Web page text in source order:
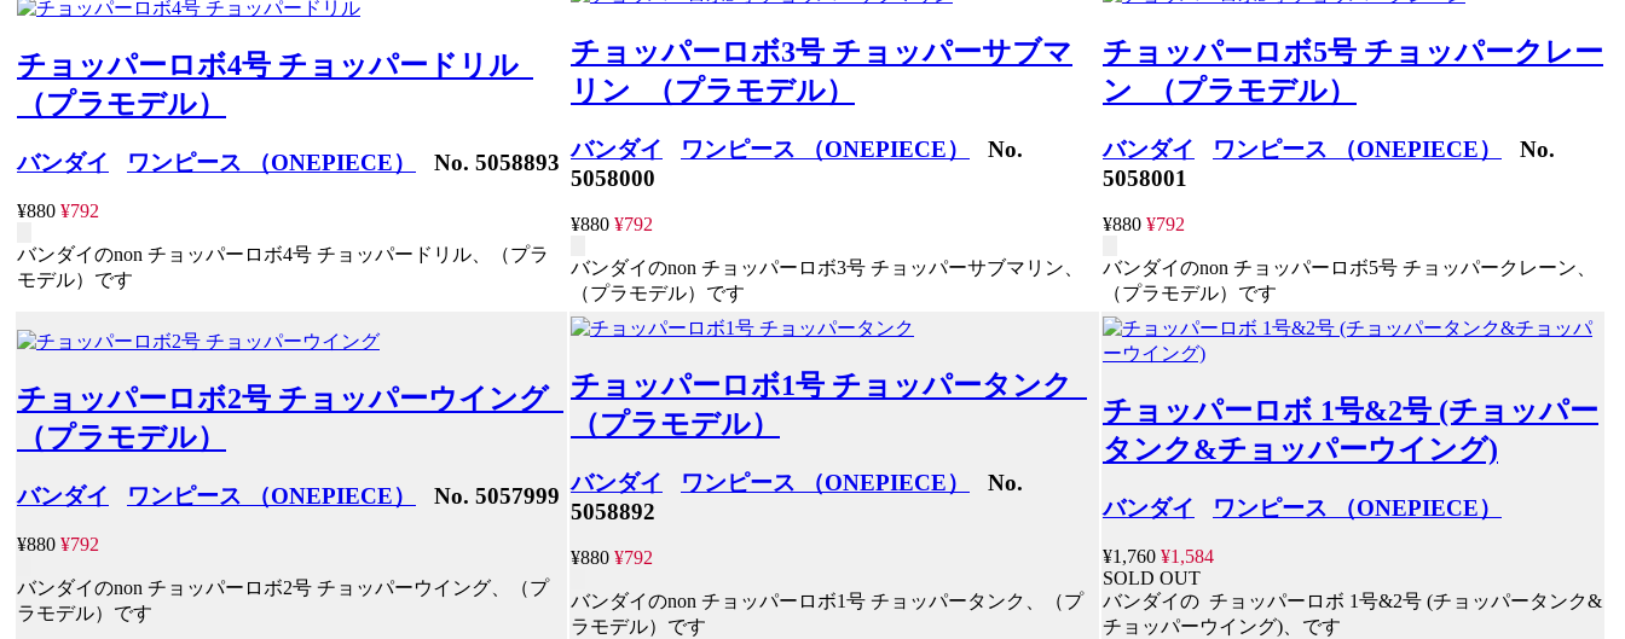
チョッパーロボ4号 チョッパードリル
（プラモデル）
バンダイ ワンピース （ONEPIECE） No. 5058893
¥880 ¥792
バンダイのnon チョッパーロボ4号 チョッパードリル、（プラ
モデル）です
チョッパーロボ3号 チョッパーサブマ
リン （プラモデル）
バンダイ ワンピース （ONEPIECE）
No.
5058000
¥880 ¥792
バンダイのnon チョッパーロボ3号 チョッパーサブマリン、
（プラモデル）です
チョッパーロボ5号 チョッパークレー
ン （プラモデル）
バンダイ ワンピース （ONEPIECE）
No.
5058001
¥880 ¥792
バンダイのnon チョッパーロボ5号 チョッパークレーン、
（プラモデル）です
チョッパーロボ2号 チョッパーウイング
（プラモデル）
バンダイ ワンピース （ONEPIECE） No. 5057999
¥880 ¥792
バンダイのnon チョッパーロボ2号 チョッパーウイング、（プ
ラモデル）です
チョッパーロボ1号 チョッパータンク
（プラモデル）
バンダイ ワンピース （ONEPIECE）
No.
5058892
¥880 ¥792
バンダイのnon チョッパーロボ1号 チョッパータンク、（プ
ラモデル）です
チョッパーロボ 1号&2号 (チョッパー
タンク&チョッパーウイング)
バンダイ ワンピース （ONEPIECE）
¥1,760 ¥1,584
SOLD OUT
バンダイの チョッパーロボ 1号&2号 (チョッパータンク&
チョッパーウイング)、です